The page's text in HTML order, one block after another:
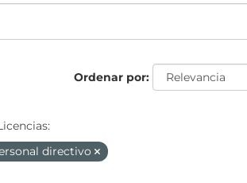
Ordenar por
directivo